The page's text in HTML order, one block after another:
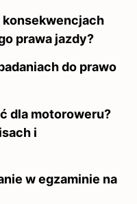
konsekwencjach
prawa jazdy?
do prawo
dla motoroweru?
i
w egzaminie na